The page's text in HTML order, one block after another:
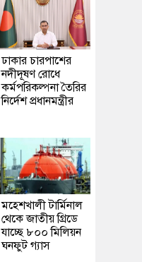
ঢাকার চারপাশের
নদীদূষণ রোধে
কর্মপরিকল্পনা তৈরির
নির্দেশ প্রধানমন্ত্রীর
মহেশখালী টার্মিনাল
থেকে জাতীয় গ্রিডে
যাচ্ছে ৮০০ মিলিয়ন
ঘনফুট গ্যাস